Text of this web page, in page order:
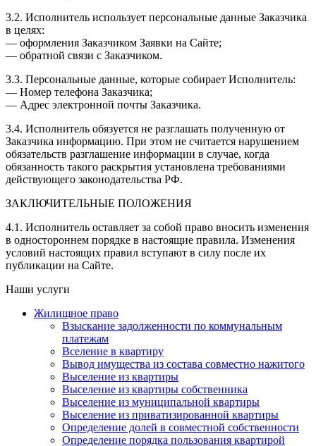
3.2. Исполнитель использует персональные данные Заказчика
в целях:
— оформления Заказчиком Заявки на Сайте;
— обратной связи с Заказчиком.
3.3. Персональные данные, которые собирает Исполнитель:
— Номер телефона Заказчика;
— Адрес электронной почты Заказчика.
3.4. Исполнитель обязуется не разглашать полученную от
Заказчика информацию. При этом не считается нарушением
обязательств разглашение информации в случае, когда
обязанность такого раскрытия установлена требованиями
действующего законодательства РФ.
ЗАКЛЮЧИТЕЛЬНЫЕ ПОЛОЖЕНИЯ
4.1. Исполнитель оставляет за собой право вносить изменения
в одностороннем порядке в настоящие правила. Изменения
условий настоящих правил вступают в силу после их
публикации на Сайте.
Наши услуги
Жилищное право
Взыскание задолженности по коммунальным
платежам
Вселение в квартиру
Вывод имущества из состава совместно нажитого
Выселение из квартиры
Выселение из квартиры собственника
Выселение из муниципальной квартиры
Выселение из приватизированной квартиры
Определение долей в совместной собственности
Определение порядка пользования квартирой